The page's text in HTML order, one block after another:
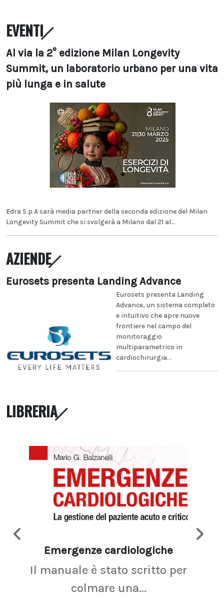
EVENTI
Al via la 2° edizione Milan Longevity
Summit, un laboratorio urbano per una vita
più lunga e in salute
Edra S.p.A sarà media partner della seconda edizione del Milan
Longevity Summit che si svolgerà a Milano dal 21 al...
AZIENDE
Eurosets presenta Landing Advance
Eurosets presenta Landing
Advance, un sistema completo
e intuitivo che apre nuove
frontiere nel campo del
monitoraggio
multiparametrico in
cardiochirurgia...
LIBRERIA
Emergenze cardiologiche
Il manuale è stato scritto per
colmare una...